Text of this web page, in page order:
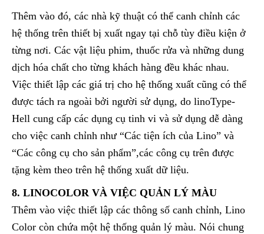
Thêm vào đó, các nhà kỹ thuật có thể canh chỉnh các
hệ thống trên thiết bị xuất ngay tại chỗ tùy điều kiện ở
từng nơi. Các vật liệu phim, thuốc rửa và những dung
dịch hóa chất cho từng khách hàng đều khác nhau.
Việc thiết lập các giá trị cho hệ thống xuất cũng có thể
được tách ra ngoài bởi người sử dụng, do linoType-
Hell cung cấp các dụng cụ tinh vi và sử dụng dễ dàng
cho việc canh chỉnh như “Các tiện ích của Lino” và
“Các công cụ cho sản phẩm”,các công cụ trên được
tặng kèm theo trên hệ thống xuất dữ liệu.
8. LINOCOLOR VÀ VIỆC QUẢN LÝ MÀU
Thêm vào việc thiết lập các thông số canh chỉnh, Lino
Color còn chứa một hệ thống quản lý màu. Nói chung